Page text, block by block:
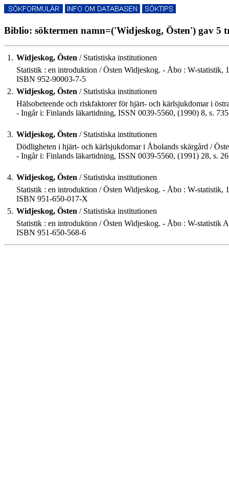
Biblio: söktermen namn=('Widjeskog, Östen') gav 5
1. Widjeskog, Östen / Statistiska institutionen
Statistik : en introduktion / Östen Widjeskog. - Åbo : W-statistik,
ISBN 952-90003-7-5
2. Widjeskog, Östen / Statistiska institutionen
Hälsobeteende och riskfaktorer för hjärt- och kärlsjukdomar i
- Ingår i: Finlands läkartidning, ISSN 0039-5560, (1990) 8, s.
3. Widjeskog, Östen / Statistiska institutionen
Dödligheten i hjärt- och kärlsjukdomar i Åbolands skärgård /
- Ingår i: Finlands läkartidning, ISSN 0039-5560, (1991) 28, s.
4. Widjeskog, Östen / Statistiska institutionen
Statistik : en introduktion / Östen Widjeskog. - Åbo : W-statistik,
ISBN 951-650-017-X
5. Widjeskog, Östen / Statistiska institutionen
Statistik : en introduktion / Östen Widjeskog. - Åbo : W-statistik
ISBN 951-650-568-6